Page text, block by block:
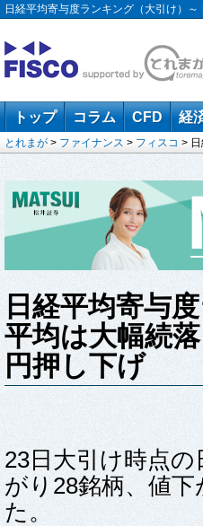
日経平均寄与度ランキング（大引け）
トップ コラム CFD 経
とれまが > ファイナンス > フィスコ >
日経平均寄与
平均は大幅続
円押し下げ
23日大引け時点
がり28銘柄、値
た。